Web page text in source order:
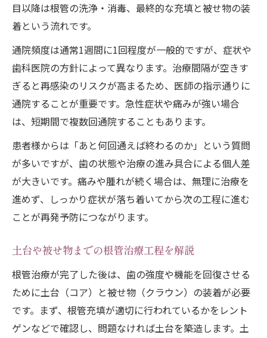
目以降は根管の洗浄・消毒、最終的な充填と被せ物の装
着という流れです。
通院頻度は通常1週間に1回程度が一般的ですが、症状や
歯科医院の方針によって異なります。治療間隔が空きす
ぎると再感染のリスクが高まるため、医師の指示通りに
通院することが重要です。急性症状や痛みが強い場合
は、短期間で複数回通院することもあります。
患者様からは「あと何回通えば終わるのか」という質問
が多いですが、歯の状態や治療の進み具合による個人差
が大きいです。痛みや腫れが続く場合は、無理に治療を
進めず、しっかり症状が落ち着いてから次の工程に進む
ことが再発予防につながります。
土台や被せ物までの根管治療工程を解説
根管治療が完了した後は、歯の強度や機能を回復させる
ために土台（コア）と被せ物（クラウン）の装着が必要
です。まず、根管充填が適切に行われているかをレント
ゲンなどで確認し、問題なければ土台を築造します。土